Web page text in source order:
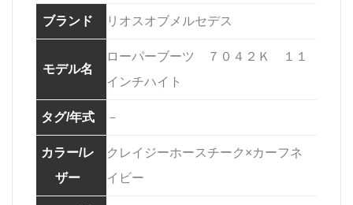
ブランド リオスオブメルセデス
モデル名
ローパーブーツ ７０４２Ｋ １１
インチハイト
タグ/年式 －
カラー/レ
ザー
クレイジーホースチーク×カーフネ
イビー